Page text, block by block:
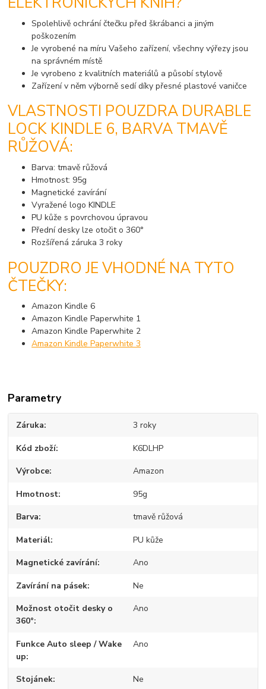
Spolehlivě ochrání čtečku před škrábanci a jiným
poškozením
Je vyrobené na míru Vašeho zařízení, všechny výřezy jsou
na správném místě
Je vyrobeno z kvalitních materiálů a působí stylově
Zařízení v něm výborně sedí díky přesné plastové vaničce
VLASTNOSTI POUZDRA DURABLE
LOCK KINDLE 6, BARVA TMAVĚ
RŮŽOVÁ:
Barva: tmavě růžová
Hmotnost: 95g
Magnetické zavírání
Vyražené logo KINDLE
PU kůže s povrchovou úpravou
Přední desky lze otočit o 360°
Rozšířená záruka 3 roky
POUZDRO JE VHODNÉ NA TYTO
ČTEČKY:
Amazon Kindle 6
Amazon Kindle Paperwhite 1
Amazon Kindle Paperwhite 2
Amazon Kindle Paperwhite 3
Parametry
Záruka 3 roky
Kód zboží K6DLHP
Výrobce Amazon
Hmotnost 95g
Barva tmavě růžová
Materiál PU kůže
Magnetické zavírání Ano
Zavírání na pásek Ne
Možnost otočit desky o
360°
Ano
Funkce Auto sleep / Wake
up
Ano
Stojánek Ne